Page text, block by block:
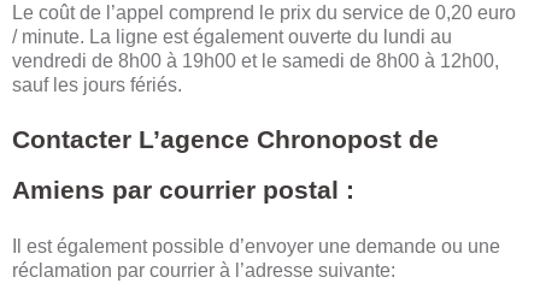
Le coût de l’appel comprend le prix du service de 0,20 euro
/ minute. La ligne est également ouverte du lundi au
vendredi de 8h00 à 19h00 et le samedi de 8h00 à 12h00,
sauf les jours fériés.
Contacter L’agence Chronopost de
Amiens par courrier postal :
Il est également possible d’envoyer une demande ou une
réclamation par courrier à l’adresse suivante: